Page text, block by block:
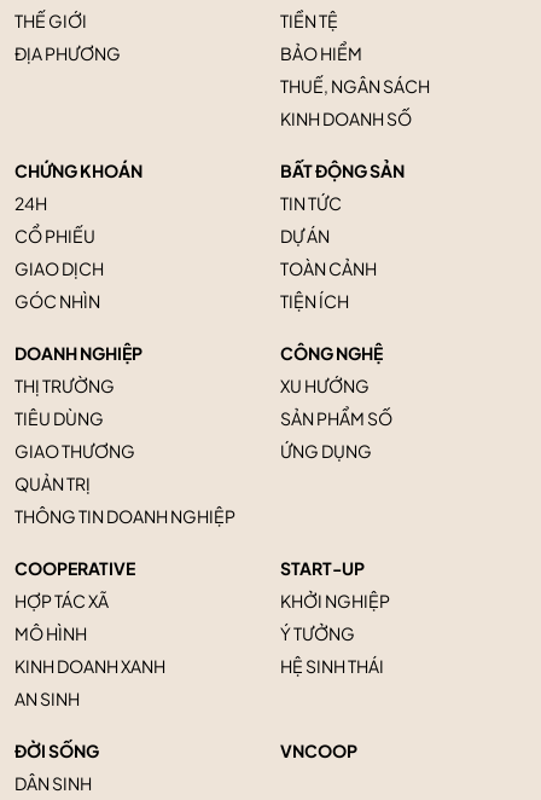
THẾ GIỚI
ĐỊA PHƯƠNG
TIỀN TỆ
BẢO HIỂM
THUẾ, NGÂN SÁCH
KINH DOANH SỐ
CHỨNG KHOÁN
24H
CỔ PHIẾU
GIAO DỊCH
GÓC NHÌN
BẤT ĐỘNG SẢN
TIN TỨC
DỰ ÁN
TOÀN CẢNH
TIỆN ÍCH
DOANH NGHIỆP
THỊ TRƯỜNG
TIÊU DÙNG
GIAO THƯƠNG
QUẢN TRỊ
THÔNG TIN DOANH NGHIỆP
CÔNG NGHỆ
XU HƯỚNG
SẢN PHẨM SỐ
ỨNG DỤNG
COOPERATIVE
HỢP TÁC XÃ
MÔ HÌNH
KINH DOANH XANH
AN SINH
START-UP
KHỞI NGHIỆP
Ý TƯỞNG
HỆ SINH THÁI
ĐỜI SỐNG
DÂN SINH
VNCOOP